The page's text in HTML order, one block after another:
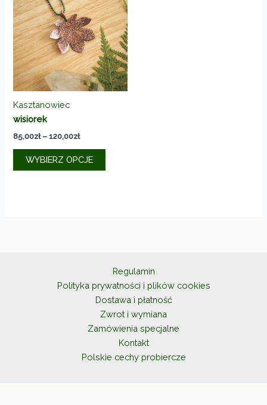
Kasztanowiec
wisiorek
85,00zł – 120,00złZakres
od
85,00zł
WYBIERZ OPCJE
Ten
na
stronie
produktu
Regulamin
Polityka prywatności i plików cookies
Dostawa i płatność
Zwrot i wymiana
Zamówienia specjalne
Kontakt
Polskie cechy probiercze